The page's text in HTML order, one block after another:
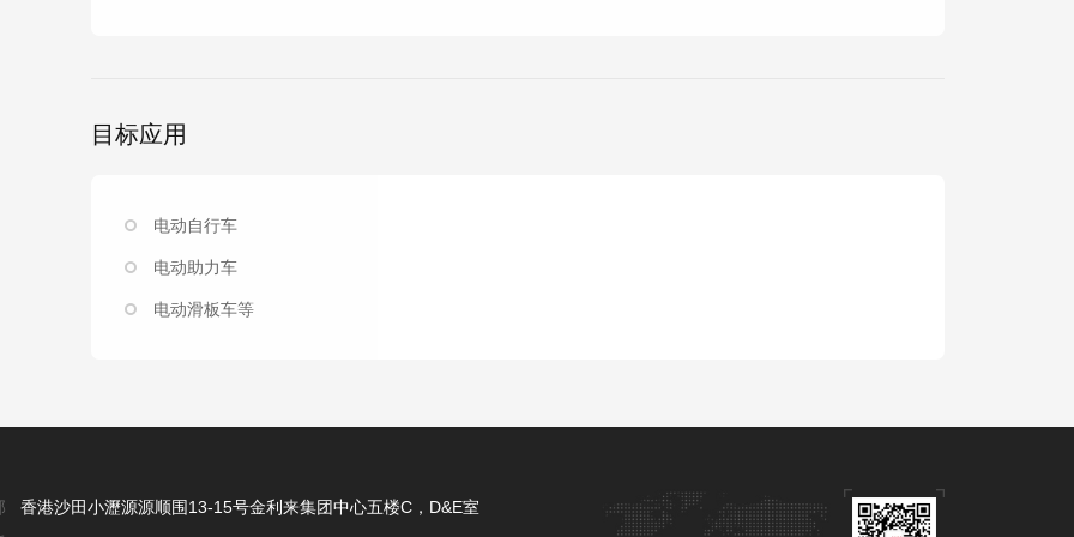
目标应用
电动自行车
电动助力车
电动滑板车等
香港沙田小瀝源源顺围13-15号金利来集团中心五楼C，D&E室